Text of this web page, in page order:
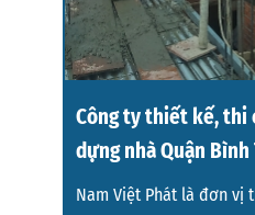
Công ty thiết kế, thi
dựng nhà Quận Bình
Nam Việt Phát là đơn vị